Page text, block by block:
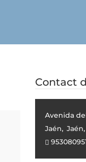
Contact
Avenida
Jaén, Jaén,